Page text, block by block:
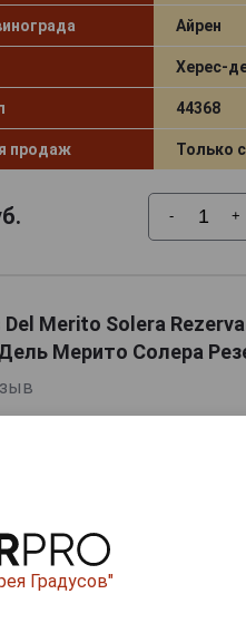
Marques Del Merito
Андалусии.
Айрен
44368
продаж Только
- +
Merito Solera
Мерито Солера
Градусов"